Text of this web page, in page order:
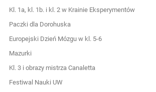
Kl. 1a, kl. 1b. i kl. 2 w Krainie Eksperymentów
Paczki dla Dorohuska
Europejski Dzień Mózgu w kl. 5-6
Mazurki
Kl. 3 i obrazy mistrza Canaletta
Festiwal Nauki UW